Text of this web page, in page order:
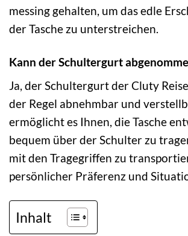
messing gehalten, um das edle
der Tasche zu unterstreichen.
Kann der Schultergurt
Ja, der Schultergurt der Cluty
der Regel abnehmbar und
ermöglicht es Ihnen, die Tasche
bequem über der Schulter zu
mit den Tragegriffen zu
persönlicher Präferenz und
Inhalt